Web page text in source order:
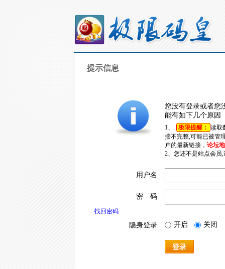
提示信息
您没有登录或者您
能有如下几个原因
1、 极限提醒： 读取
接不完整,可能已被管
户的最新链接， 论坛
2、您还不是站点会员
用户名
密 码
找回密码
隐身登录 开启 关闭
登录